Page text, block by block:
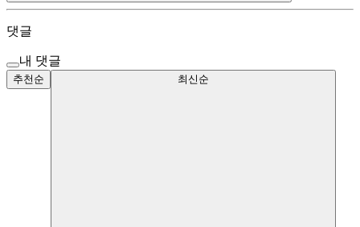
댓글
내 댓글
추천순 최신순